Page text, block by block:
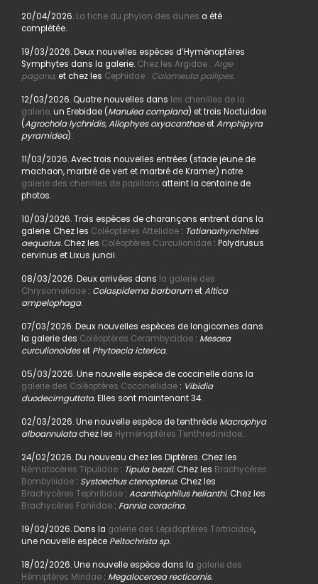
20/04/2026. La fiche du phylan des dunes a été
complétée.
19/03/2026. Deux nouvelles espèces d’Hyménoptères
Symphytes dans la galerie. Chez les Argidae : Arge
pagana,et chez les Cephidae : Calameuta pallipes.
12/03/2026. Quatre nouvelles dans les chenilles de la
galerie,un Erebidae (Manulea complana) et trois Noctuidae
(Agrochola lychnidis, Allophyes oxyacanthaeetAmphipyra
pyramidea).
11/03/2026. Avec trois nouvelles entrées (stade jeune de
machaon, marbré de vert et marbré de Kramer) notre
galerie des chenilles de papillons atteint la centaine de
photos.
10/03/2026. Trois espèces de charançons entrent dans la
galerie. Chez les Coléoptères Attelidae: Tatianarhynchites
aequatus. Chez les Coléoptères Curculionidae: Polydrusus
cervinus et Lixus juncii.
08/03/2026. Deux arrivées dans la galerie des
Chrysomelidae: Colaspidema barbarumetAltica
ampelophaga.
07/03/2026. Deux nouvelles espèces de longicornes dans
la galerie des Coléoptères Cerambycidae: Mesosa
curculionoideset Phytoecia icterica.
05/03/2026. Une nouvelle espèce de coccinelle dans la
galerie des Coléoptères Coccinellidae: Vibidia
duodecimguttata.Elles sont maintenant 34.
02/03/2026. Une nouvelle espèce de tenthrède Macrophya
alboannulatachez les Hyménoptères Tenthredinidae.
24/02/2026. Du nouveau chez les Diptères. Chez les
Nématocères Tipulidae: Tipula bezzii. Chez les Brachycères
Bombyliidae: Systoechus ctenopterus. Chez les
Brachycères Tephritidae: Acanthiophilus helianthi. Chez les
Brachycères Faniidae: Fannia coracina.
19/02/2026. Dans la galerie des Lépidoptères Tortricidae,
une nouvelle espèce Peltochrista sp.
18/02/2026. Une nouvelle espèce dans la galerie des
Hémiptères Miridae: Megaloceroea recticornis.